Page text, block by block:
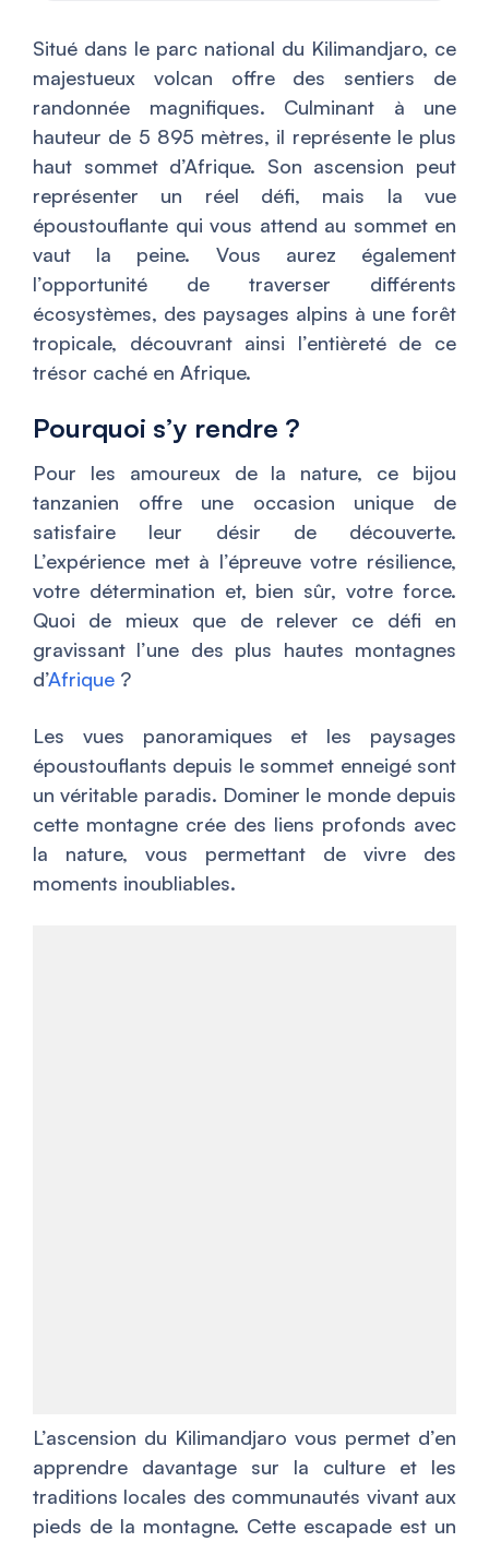
Situé dans le parc national du Kilimandjaro, ce
majestueux volcan offre des sentiers de
randonnée magnifiques. Culminant à une
hauteur de 5 895 mètres, il représente le plus
haut sommet d’Afrique. Son ascension peut
représenter un réel défi, mais la vue
époustouflante qui vous attend au sommet en
vaut la peine. Vous aurez également
l’opportunité de traverser différents
écosystèmes, des paysages alpins à une forêt
tropicale, découvrant ainsi l’entièreté de ce
trésor caché en Afrique.
Pourquoi s’y rendre ?
Pour les amoureux de la nature, ce bijou
tanzanien offre une occasion unique de
satisfaire leur désir de découverte.
L’expérience met à l’épreuve votre résilience,
votre détermination et, bien sûr, votre force.
Quoi de mieux que de relever ce défi en
gravissant l’une des plus hautes montagnes
d’Afrique ?
Les vues panoramiques et les paysages
époustouflants depuis le sommet enneigé sont
un véritable paradis. Dominer le monde depuis
cette montagne crée des liens profonds avec
la nature, vous permettant de vivre des
moments inoubliables.
L’ascension du Kilimandjaro vous permet d’en
apprendre davantage sur la culture et les
traditions locales des communautés vivant aux
pieds de la montagne. Cette escapade est un